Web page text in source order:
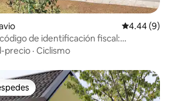
Calificación
4.44 (9)
de identificación fiscal:
precio · Ciclismo